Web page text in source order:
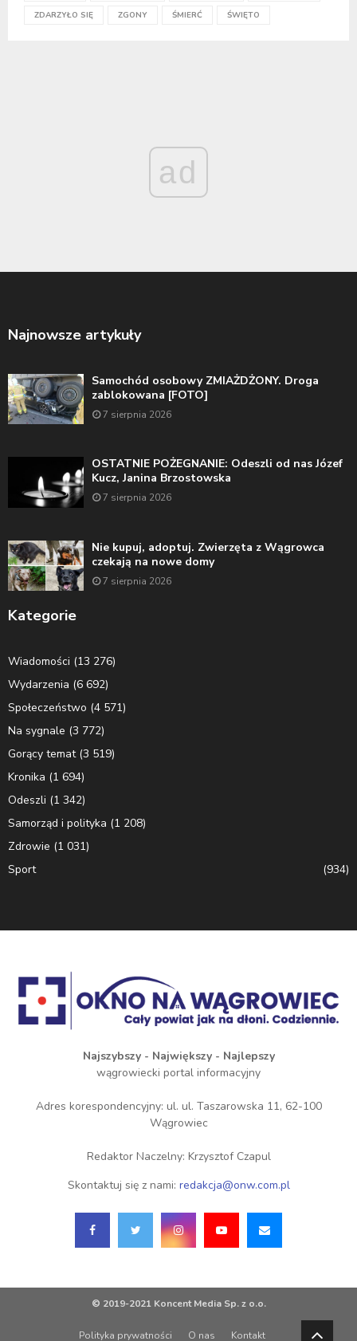
ZDARZYŁO SIĘ ZGONY ŚMIERĆ ŚWIĘTO
ad
Najnowsze artykuły
Samochód osobowy ZMIAŻDŻONY. Droga
zablokowana [FOTO]
7 sierpnia 2026
OSTATNIE POŻEGNANIE: Odeszli od nas Józef
Kucz, Janina Brzostowska
7 sierpnia 2026
Nie kupuj, adoptuj. Zwierzęta z Wągrowca
czekają na nowe domy
7 sierpnia 2026
Kategorie
Wiadomości (13 276)
Wydarzenia (6 692)
Społeczeństwo (4 571)
Na sygnale (3 772)
Gorący temat(3 519)
Kronika (1 694)
Odeszli (1 342)
Samorząd i polityka (1 208)
Zdrowie (1 031)
Sport
(934)
Najszybszy - Największy - Najlepszy
wągrowiecki portal informacyjny
Adres korespondencyjny: ul. ul. Taszarowska 11, 62-100
Wągrowiec
Redaktor Naczelny: Krzysztof Czapul
Skontaktuj się z nami: redakcja@onw.com.pl
© 2019-2021 Koncent Media Sp. z o.o.
Polityka prywatności O nas Kontakt